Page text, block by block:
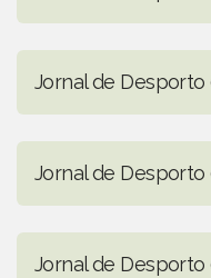
Jornal de Desporto
Jornal de Desporto
Jornal de Desporto